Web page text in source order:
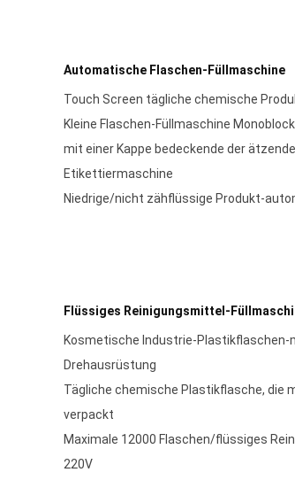
Automatische Flaschen-Füllmaschine
Touch Screen tägliche chemische
Kleine Flaschen-Füllmaschine
mit einer Kappe bedeckende der
Etikettiermaschine
Niedrige/nicht zähflüssige Produkt-
Flüssiges Reinigungsmittel-
Kosmetische Industrie-Plastikflaschen-
Drehausrüstung
Tägliche chemische Plastikflasche, die
verpackt
Maximale 12000 Flaschen/flüssiges
220V